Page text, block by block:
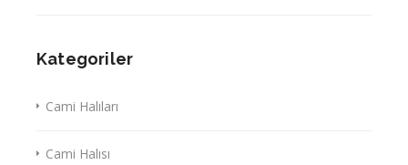
Kategoriler
Cami Halıları
Cami Halısı